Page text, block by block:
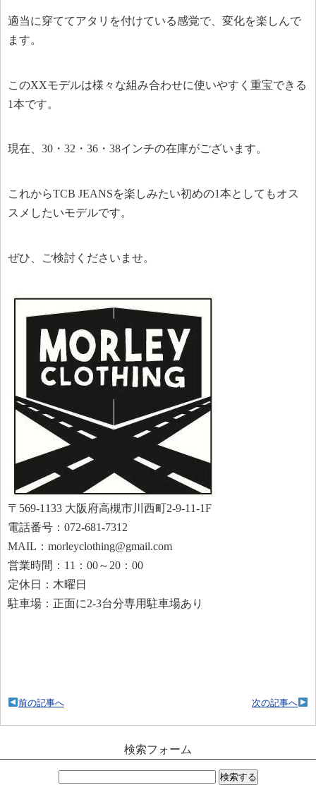
適当に穿ててアタリを付けている感覚で、変化を楽しんで
ます。
このXXモデルは様々な組み合わせに使いやすく重宝できる
1本です。
現在、30・32・36・38インチの在庫がございます。
これからTCB JEANSを楽しみたい初めの1本としてもオス
スメしたいモデルです。
ぜひ、ご検討くださいませ。
〒569-1133 大阪府高槻市川西町2-9-11-1F
電話番号：072-681-7312
MAIL：morleyclothing@gmail.com
営業時間：11：00～20：00
定休日：木曜日
駐車場：正面に2-3台分専用駐車場あり
次の記事へ
前の記事へ
検索フォーム